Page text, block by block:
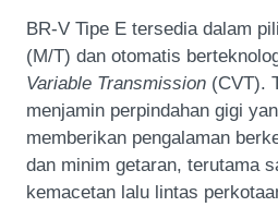
BR-V Tipe E tersedia dalam
(M/T) dan otomatis
Variable Transmission (CVT).
menjamin perpindahan gigi
memberikan pengalaman
dan minim getaran, terutama
kemacetan lalu lintas